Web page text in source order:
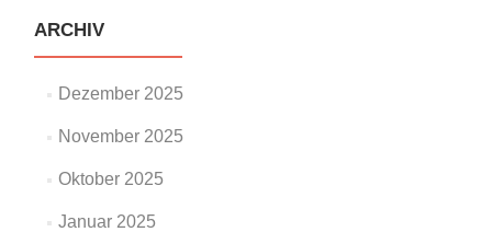
ARCHIV
Dezember 2025
November 2025
Oktober 2025
Januar 2025